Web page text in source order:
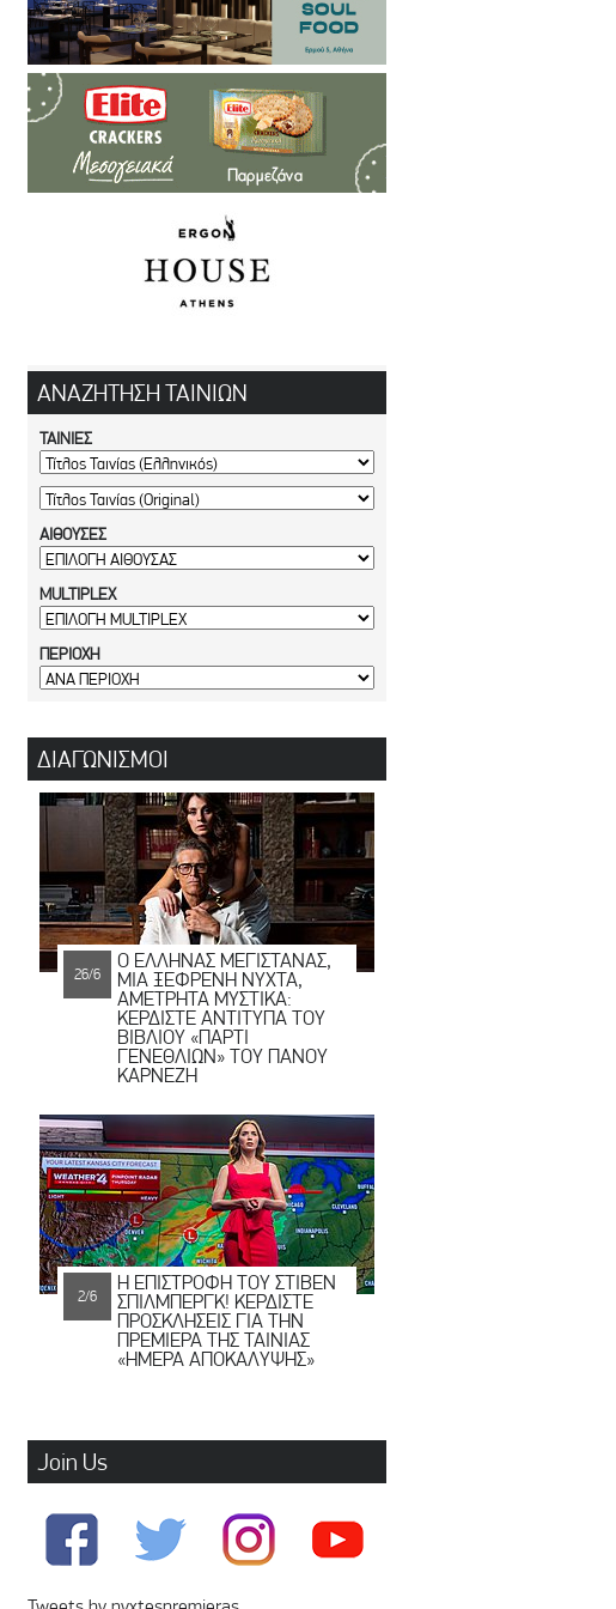
ΑΝΑΖΗΤΗΣΗ ΤΑΙΝΙΩΝ
ΤΑΙΝΙΕΣ
ΑΙΘΟΥΣΕΣ
MULTIPLEX
ΠΕΡΙΟΧΗ
ΔΙΑΓΩΝΙΣΜΟΙ
26/6
Ο ΕΛΛΗΝΑΣ ΜΕΓΙΣΤΑΝΑΣ,
ΜΙΑ ΞΕΦΡΕΝΗ ΝΥΧΤΑ,
ΑΜΕΤΡΗΤΑ ΜΥΣΤΙΚΑ:
ΚΕΡΔΙΣΤΕ ΑΝΤΙΤΥΠΑ ΤΟΥ
ΒΙΒΛΙΟΥ «ΠΑΡΤΙ
ΓΕΝΕΘΛΙΩΝ» ΤΟΥ ΠΑΝΟΥ
ΚΑΡΝΕΖΗ
2/6
Η ΕΠΙΣΤΡΟΦΗ ΤΟΥ ΣΤΙΒΕΝ
ΣΠΙΛΜΠΕΡΓΚ! ΚΕΡΔΙΣΤΕ
ΠΡΟΣΚΛΗΣΕΙΣ ΓΙΑ ΤΗΝ
ΠΡΕΜΙΕΡΑ ΤΗΣ ΤΑΙΝΙΑΣ
«ΗΜΕΡΑ ΑΠΟΚΑΛΥΨΗΣ»
Join Us